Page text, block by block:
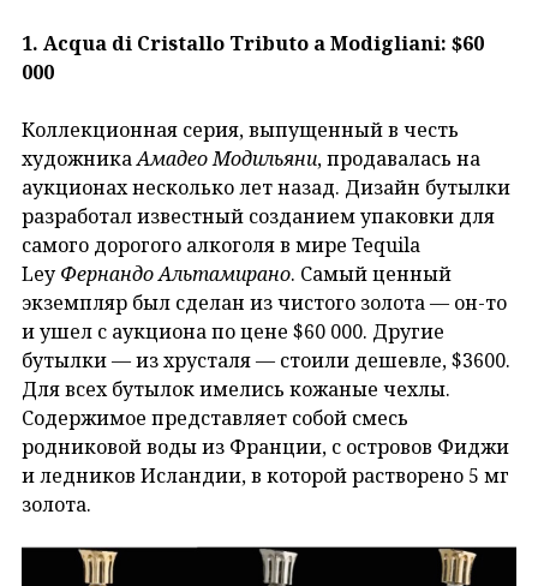
1. Acqua di Cristallo Tributo a Modigliani: $60
000
Коллекционная серия, выпущенный в честь
художникаАмадео Модильяни, продавалась на
аукционах несколько лет назад. Дизайн бутылки
разработал известный созданием упаковки для
самого дорогого алкоголя в мире Tequila
Ley Фернандо Альтамирано. Самый ценный
экземпляр был сделан из чистого золота — он-то
и ушел с аукциона по цене $60 000. Другие
бутылки — из хрусталя — стоили дешевле, $3600.
Для всех бутылок имелись кожаные чехлы.
Содержимое представляет собой смесь
родниковой воды из Франции, с островов Фиджи
и ледников Исландии, в которой растворенo 5 мг
золота.